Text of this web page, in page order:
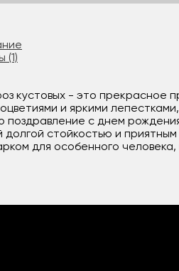
(1)
кустовых - это прекрасное
и яркими
поздравление с днем
долгой стойкостью и
для особенного